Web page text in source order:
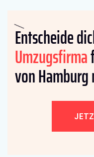
Entscheide
Umzugsfirma
von